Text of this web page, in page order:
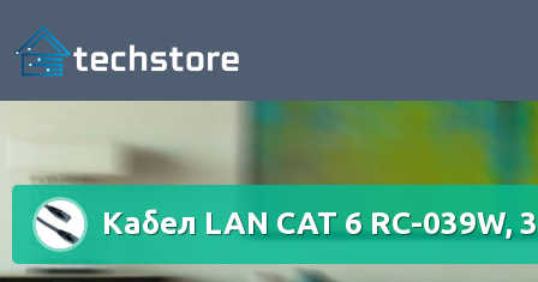
Кабел LAN CAT 6 RC-039W,